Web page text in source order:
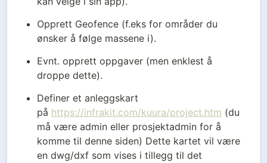
Opprett Geofence (f.eks for områder du
ønsker å følge massene i).
Evnt. opprett oppgaver (men enklest å
droppe dette).
Definer et anleggskart
på https://infrakit.com/kuura/project.htm (du
må være admin eller prosjektadmin for å
komme til denne siden) Dette kartet vil være
en dwg/dxf som vises i tillegg til det